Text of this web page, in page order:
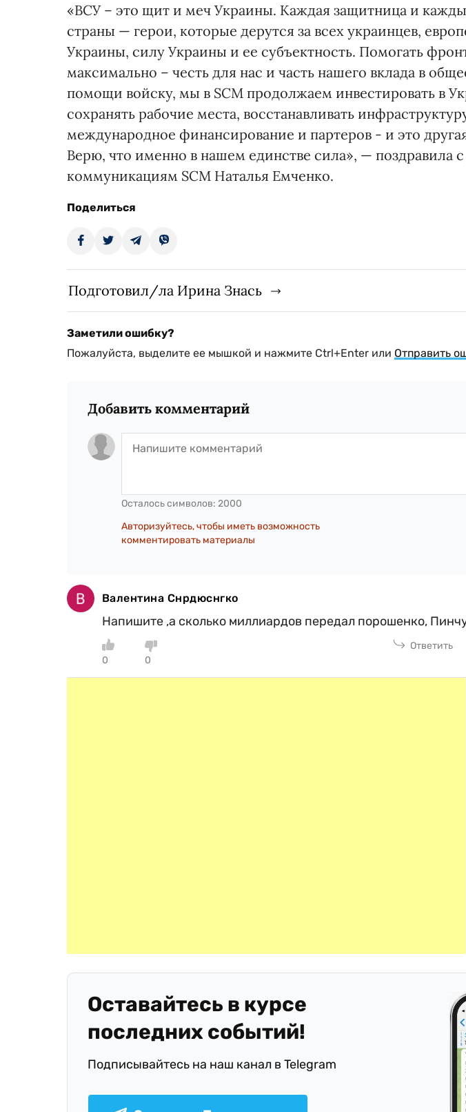
«ВСУ – это щит и меч Украины. Каждая защитница и
страны — герои, которые дерутся за всех украинцев,
Украины, силу Украины и ее субъектность. Помогать
максимально – честь для нас и часть нашего вклада в
помощи войску, мы в SCM продолжаем инвестировать в
сохранять рабочие места, восстанавливать
международное финансирование и партеров - и это
Верю, что именно в нашем единстве сила», — поздравила
коммуникациям SCM Наталья Емченко.
Поделиться
Подготовил/ла Ирина Знась
Заметили ошибку?
Пожалуйста, выделите ее мышкой и нажмите Ctrl+Enter или Отправить
Добавить комментарий
Осталось символов: 2000
Авторизуйтесь, чтобы иметь возможность
комментировать материалы
Валентина Снрдюснгко
Напишите ,а сколько миллиардов передал порошенко,
0 0
Ответить
Оставайтесь в курсе
последних событий!
Подписывайтесь на наш канал в Telegram